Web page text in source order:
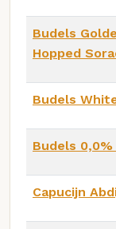
Budels
Hopped
Budels
Budels
Capucijn